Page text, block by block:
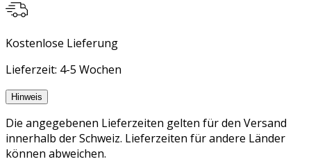
Kostenlose Lieferung
Lieferzeit: 4-5 Wochen
Hinweis
Die angegebenen Lieferzeiten gelten für den Versand
innerhalb der Schweiz. Lieferzeiten für andere Länder
können abweichen.